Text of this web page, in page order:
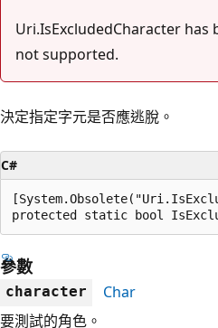
Uri.IsExcludedCharacter has
not supported.
決定指定字元是否應逃脫。
C#
protected static bool
參數
character
Char
要測試的角色。